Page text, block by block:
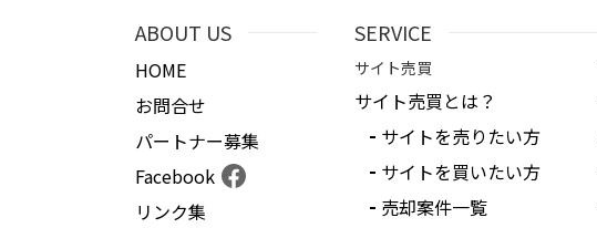
ABOUT US
HOME
お問合せ
パートナー募集
Facebook
リンク集
SERVICE
サイト売買
サイト売買とは？
サイトを売りたい方
サイトを買いたい方
売却案件一覧